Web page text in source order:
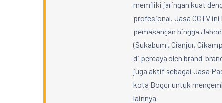
memiliki jaringan kuat
profesional. Jasa CCTV
pemasangan hingga
(Sukabumi, Cianjur,
di percaya oleh brand-
juga aktif sebagai Jasa
kota Bogor untuk
lainnya